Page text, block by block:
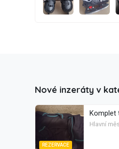
Nové inzeráty v
REZERVACE
Komplet
Hlavní